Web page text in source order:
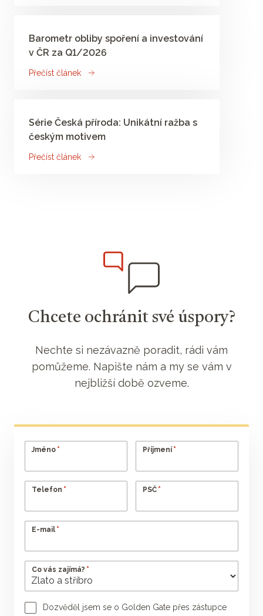
Barometr obliby spoření a investování
v ČR za Q1/2026
Přečíst článek
Série Česká příroda: Unikátní ražba s
českým motivem
Přečíst článek
Chcete ochránit své úspory?
Nechte si nezávazně poradit, rádi vám
pomůžeme. Napište nám a my se vám v
nejbližší době ozveme.
Jméno * Příjmení *
Telefon * PSČ *
E-mail *
Co vás zajímá? *
Dozvěděl jsem se o Golden Gate přes zástupce
Jméno poradce Příjmení poradce